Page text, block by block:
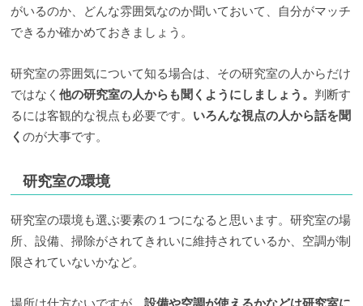
がいるのか、どんな雰囲気なのか聞いておいて、自分がマッチ
できるか確かめておきましょう。
研究室の雰囲気について知る場合は、その研究室の人からだけ
ではなく他の研究室の人からも聞くようにしましょう。 判断す
るには客観的な視点も必要です。 いろんな視点の人から話を聞
くのが大事です。
研究室の環境
研究室の環境も選ぶ要素の１つになると思います。研究室の場
所、設備、掃除がされてきれいに維持されているか、空調が制
限されていないかなど。
場所は仕方ないですが、設備や空調が使えるかなどは研究室に